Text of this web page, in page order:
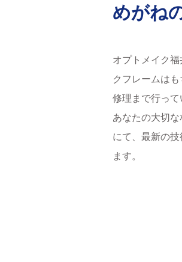
めがね
オプトメイク
クフレームは
修理まで行って
あなたの大切
にて、最新の
ます。